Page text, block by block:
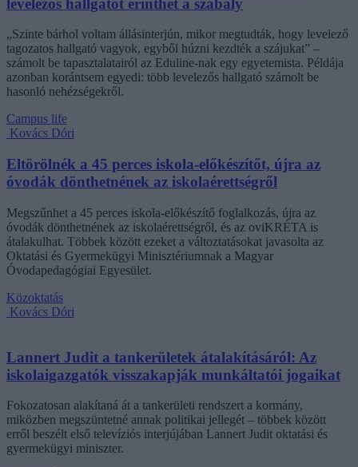
„Szinte bárhol voltam állásinterjún, mikor megtudták, hogy levelező
tagozatos hallgató vagyok, egyből húzni kezdték a szájukat” –
számolt be tapasztalatairól az Eduline-nak egy egyetemista. Példája
azonban korántsem egyedi: több levelezős hallgató számolt be
hasonló nehézségekről.
Campus life
Kovács Dóri
Eltörölnék a 45 perces iskola-előkészítőt, újra az
óvodák dönthetnének az iskolaérettségről
Megszűnhet a 45 perces iskola-előkészítő foglalkozás, újra az
óvodák dönthetnének az iskolaérettségről, és az oviKRÉTA is
átalakulhat. Többek között ezeket a változtatásokat javasolta az
Oktatási és Gyermekügyi Minisztériumnak a Magyar
Óvodapedagógiai Egyesület.
Közoktatás
Kovács Dóri
Lannert Judit a tankerületek átalakításáról: Az
iskolaigazgatók visszakapják munkáltatói jogaikat
Fokozatosan alakítaná át a tankerületi rendszert a kormány,
miközben megszüntetné annak politikai jellegét – többek között
erről beszélt első televíziós interjújában Lannert Judit oktatási és
gyermekügyi miniszter.